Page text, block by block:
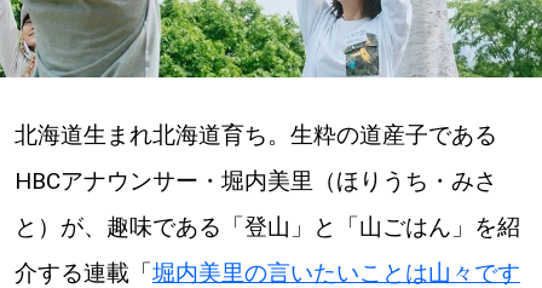
LOCAL ローカルエリア
all
札幌
道北
道南
北海道生まれ北海道育ち。生粋の道産子である
HBCアナウンサー・堀内美里（ほりうち・みさ
と）が、趣味である「登山」と「山ごはん」を紹
介する連載「堀内美里の言いたいことは山々です